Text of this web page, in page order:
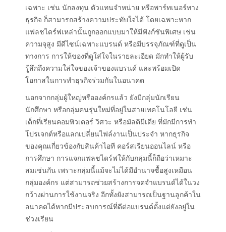
เฉพาะ เช่น นักลงทุน ตัวแทนจำหน่าย หรือพาร์ทเนอร์ทาง
ธุรกิจ ก็สามารถสร้างความประทับใจได้ โดยเฉพาะหาก
แฟลชไดร์ฟเหล่านั้นถูกออกแบบมาให้มีฟังก์ชันพิเศษ เช่น
ความจุสูง มีดีไซน์เฉพาะแบรนด์ หรือมีบรรจุภัณฑ์ที่ดูเป็น
ทางการ การให้ของที่ดูใส่ใจในรายละเอียด มักทำให้ผู้รับ
รู้สึกถึงความใส่ใจของเจ้าของแบรนด์ และพร้อมเปิด
โอกาสในการทำธุรกิจร่วมกันในอนาคต
นอกจากกลุ่มผู้ใหญ่หรือองค์กรแล้ว ยังมีกลุ่มนักเรียน
นักศึกษา หรือกลุ่มคนรุ่นใหม่ที่อยู่ในสายเทคโนโลยี เช่น
เด็กที่เรียนคอมพิวเตอร์ วิศวะ หรือมัลติมีเดีย ที่มักมีการทำ
โปรเจกต์หรือแลกเปลี่ยนไฟล์งานเป็นประจำ หากธุรกิจ
ของคุณเกี่ยวข้องกับสินค้าไอที คอร์สเรียนออนไลน์ หรือ
การศึกษา การแจกแฟลชไดร์ฟให้กับกลุ่มนี้ก็ถือว่าเหมาะ
สมเช่นกัน เพราะกลุ่มนี้แม้จะไม่ได้มีอำนาจซื้อสูงเหมือน
กลุ่มองค์กร แต่สามารถช่วยสร้างการจดจำแบรนด์ได้ในวง
กว้างผ่านการใช้งานจริง อีกทั้งยังสามารถเป็นฐานลูกค้าใน
อนาคตได้หากมีประสบการณ์ที่ดีต่อแบรนด์ตั้งแต่ยังอยู่ใน
ช่วงเรียน